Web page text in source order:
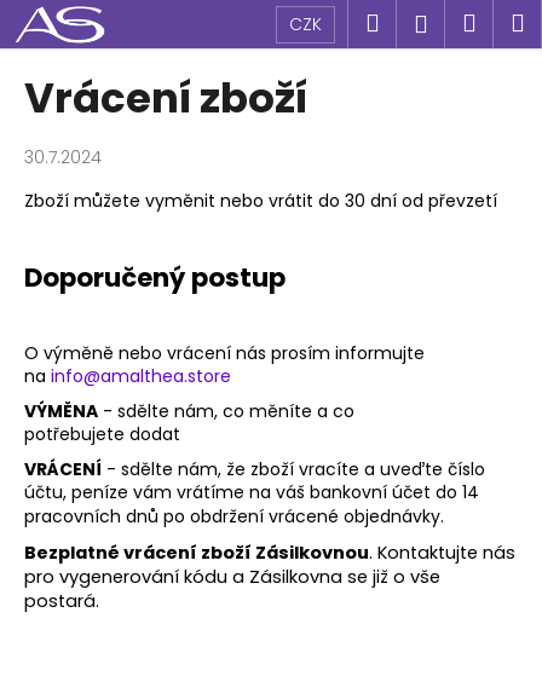
Přejít
na
obsah
CZK Hledat
Vrácení zboží
30.7.2024
Zboží můžete vyměnit nebo vrátit do 30 dní od převzetí
Doporučený postup
O výměně nebo vrácení nás prosím informujte
na info@amalthea.store
VÝMĚNA - sdělte nám, co měníte a co
potřebujete dodat
VRÁCENÍ - sdělte nám, že zboží vracíte a uveďte číslo
účtu, peníze vám vrátíme na váš bankovní účet do 14
pracovních dnů po obdržení vrácené objednávky.
Bezplatné vrácení zboží Zásilkovnou. Kontaktujte nás
pro vygenerování kódu a Zásilkovna se již o vše
postará.
o
o
p
t
ř
b
u
j
e
t
e
n
a
j